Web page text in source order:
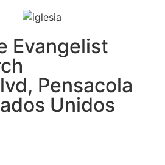
Evangelist
Pensacola
Unidos